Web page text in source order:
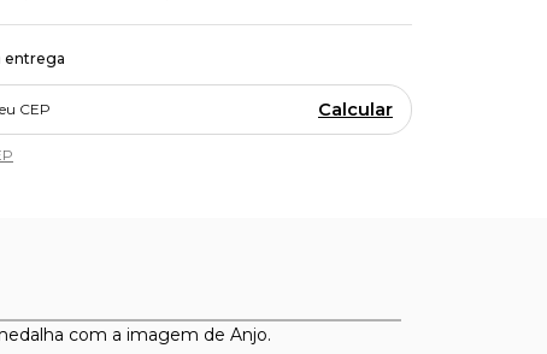
entrega
Calcular
com a imagem de Anjo.